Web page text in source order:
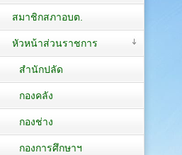
สมาชิกสภาอบต.
หัวหน้าส่วนราชการ
สำนักปลัด
กองคลัง
กองช่าง
กองการศึกษาฯ